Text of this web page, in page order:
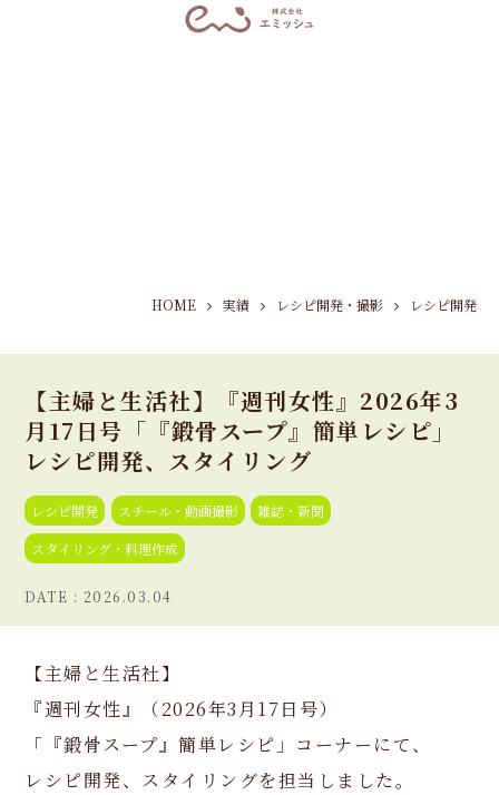
HOME 実績 レシピ開発・撮影 レシピ開発
【主婦と生活社】『週刊女性』2026年3
月17日号「『鍛骨スープ』簡単レシピ」
レシピ開発、スタイリング
レシピ開発 スチール・動画撮影
雑誌・新聞
スタイリング・料理作成
2026.03.04
【主婦と生活社】
『週刊女性』（2026年3月17日号）
「『鍛骨スープ』簡単レシピ」コーナーにて、
レシピ開発、スタイリングを担当しました。